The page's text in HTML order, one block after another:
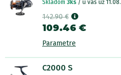
Skladom 3ks / u vás už 11.08.
142.90 €
109.46 €
Parametre
C2000 S